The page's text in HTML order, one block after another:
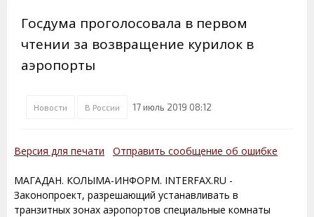
Госдума проголосовала в первом
чтении за возвращение курилок в
аэропорты
Новости В России 17 июль 2019 08:12
Версия для печати Отправить сообщение об ошибке
МАГАДАН. КОЛЫМА-ИНФОРМ. INTERFAX.RU -
Законопроект, разрешающий устанавливать в
транзитных зонах аэропортов специальные комнаты